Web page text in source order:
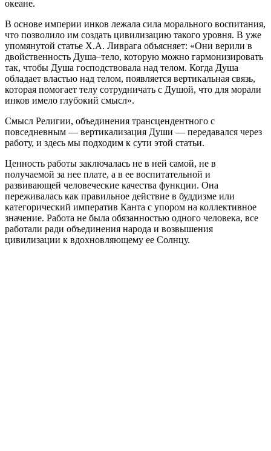
океане.
В основе империи инков лежала сила морального воспитания,
что позволило им создать цивилизацию такого уровня. В уже
упомянутой статье Х.А. Ливрага объясняет: «Они верили в
двойственность Душа–тело, которую можно гармонизировать
так, чтобы Душа господствовала над телом. Когда Душа
обладает властью над телом, появляется вертикальная связь,
которая помогает телу сотрудничать с Душой, что для морали
инков имело глубокий смысл».
Смысл Религии, объединения трансцендентного с
повседневным — вертикализация Души — передавался через
работу, и здесь мы подходим к сути этой статьи.
Ценность работы заключалась не в ней самой, не в
получаемой за нее плате, а в ее воспитательной и
развивающей человеческие качества функции. Она
переживалась как правильное действие в буддизме или
категорический императив Канта с упором на коллективное
значение. Работа не была обязанностью одного человека, все
работали ради объединения народа и возвышения
цивилизации к вдохновляющему ее Солнцу.